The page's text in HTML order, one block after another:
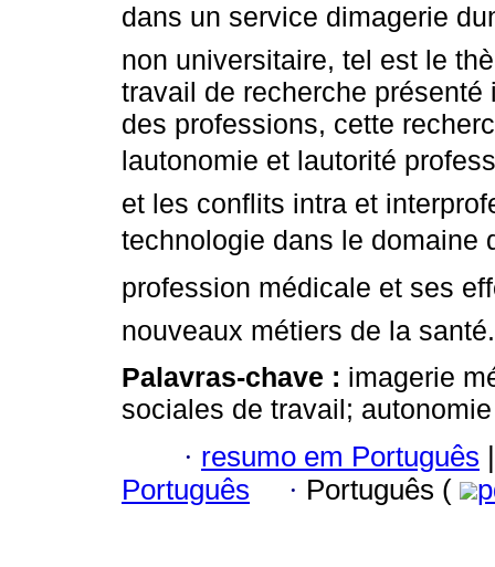
dans un service dimagerie
non universitaire, tel est le
travail de recherche
des professions, cette
lautonomie et lautorité
et les conflits intra et
technologie dans le domaine
profession médicale et ses
nouveaux métiers de la santé.
Palavras-chave : imagerie
sociales de travail;
· resumo em Português |
Português
· Português (